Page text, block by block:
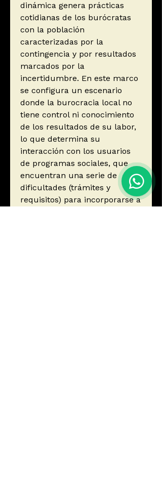
dinámica genera prácticas
cotidianas de los burócratas
con la población
caracterizadas por la
contingencia y por resultados
marcados por la
incertidumbre. En este marco
se configura un escenario
donde la burocracia local no
tiene control ni conocimiento
de los resultados de su labor,
lo que determina su
interacción con los usuarios
de programas sociales, que
encuentran una serie de
dificultades (trámites y
requisitos) para incorporarse a